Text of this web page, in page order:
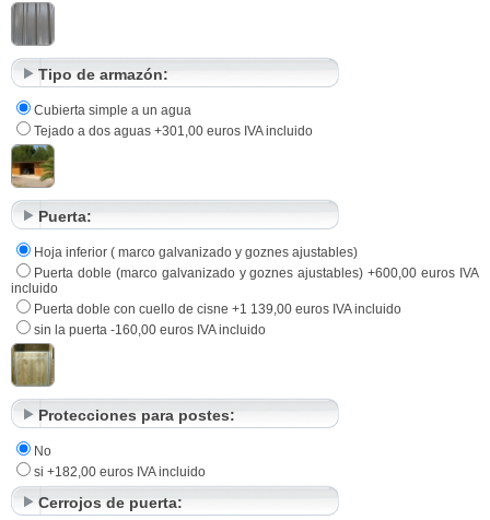
Tipo de armazón:
Cubierta simple a un agua
Tejado a dos aguas +301,00 euros IVA incluido
Puerta:
Hoja inferior ( marco galvanizado y goznes ajustables)
Puerta doble (marco galvanizado y goznes ajustables) +600,00 euros IVA
incluido
Puerta doble con cuello de cisne +1 139,00 euros IVA incluido
sin la puerta -160,00 euros IVA incluido
Protecciones para postes:
No
si +182,00 euros IVA incluido
Cerrojos de puerta: